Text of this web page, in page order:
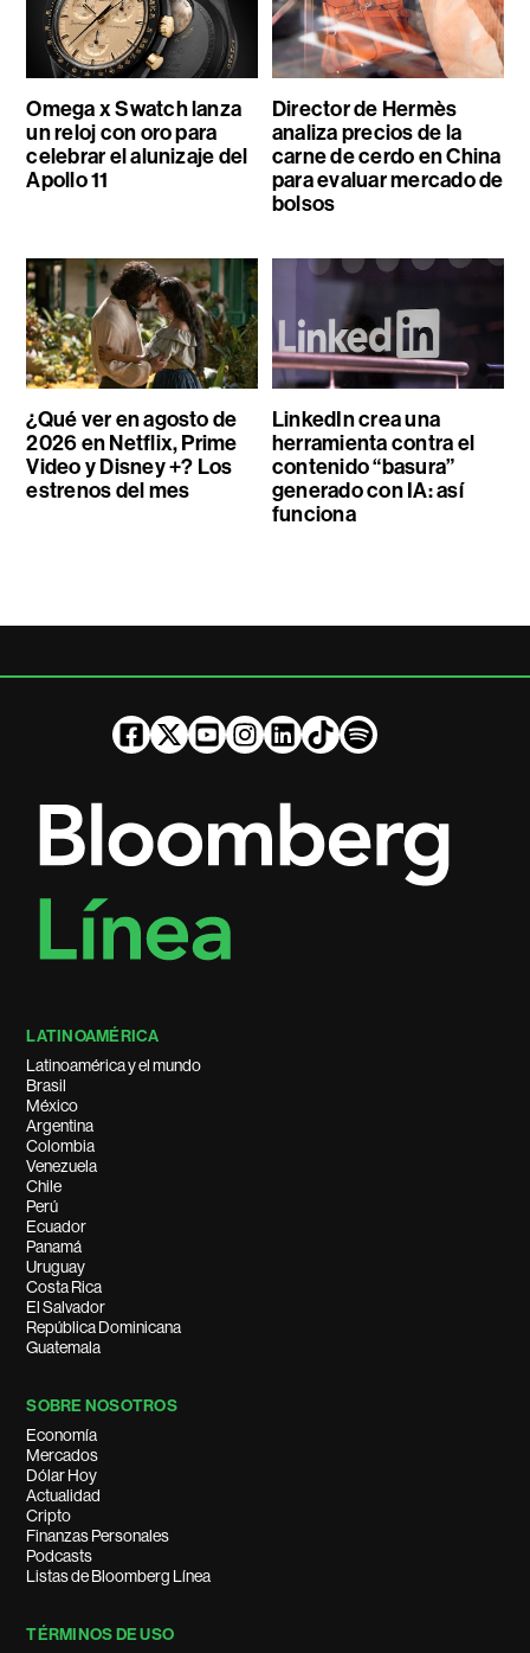
Omega x Swatch lanza
un reloj con oro para
celebrar el alunizaje del
Apollo 11
Director de Hermès
analiza precios de la
carne de cerdo en China
para evaluar mercado de
bolsos
¿Qué ver en agosto de
2026 en Netflix, Prime
Video y Disney +? Los
estrenos del mes
LinkedIn crea una
herramienta contra el
contenido “basura”
generado con IA: así
funciona
LATINOAMÉRICA
Latinoamérica y el mundo
Brasil
México
Argentina
Colombia
Venezuela
Chile
Perú
Ecuador
Panamá
Uruguay
Costa Rica
El Salvador
República Dominicana
Guatemala
SOBRE NOSOTROS
Economía
Mercados
Dólar Hoy
Actualidad
Cripto
Finanzas Personales
Podcasts
Listas de Bloomberg Línea
TÉRMINOS DE USO